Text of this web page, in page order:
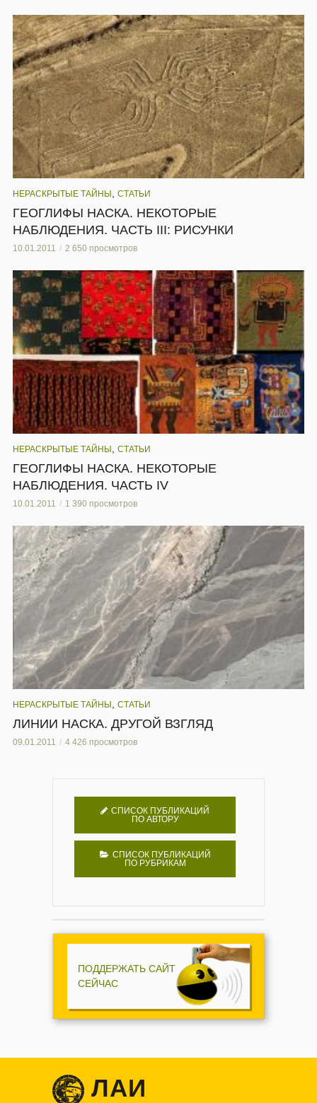
НЕРАСКРЫТЫЕ ТАЙНЫ СТАТЬИ
ГЕОГЛИФЫ НАСКА. НЕКОТОРЫЕ
НАБЛЮДЕНИЯ. ЧАСТЬ III: РИСУНКИ
10.01.2011 2 650 просмотров
НЕРАСКРЫТЫЕ ТАЙНЫ СТАТЬИ
ГЕОГЛИФЫ НАСКА. НЕКОТОРЫЕ
НАБЛЮДЕНИЯ. ЧАСТЬ IV
10.01.2011 1 390 просмотров
НЕРАСКРЫТЫЕ ТАЙНЫ СТАТЬИ
ЛИНИИ НАСКА. ДРУГОЙ ВЗГЛЯД
09.01.2011 4 426 просмотров
СПИСОК ПУБЛИКАЦИЙ
ПО АВТОРУ
СПИСОК ПУБЛИКАЦИЙ
ПО РУБРИКАМ
ПОДДЕРЖАТЬ САЙТ
СЕЙЧАС
ЛАИ